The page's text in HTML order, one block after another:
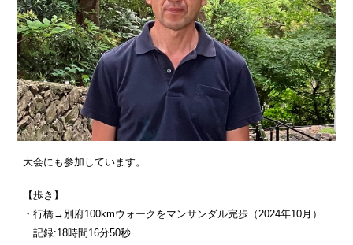
大会にも参加しています。
【歩き】
・行橋→別府100kmウォークをマンサンダル完歩（2024年10月）
記録:18時間16分50秒